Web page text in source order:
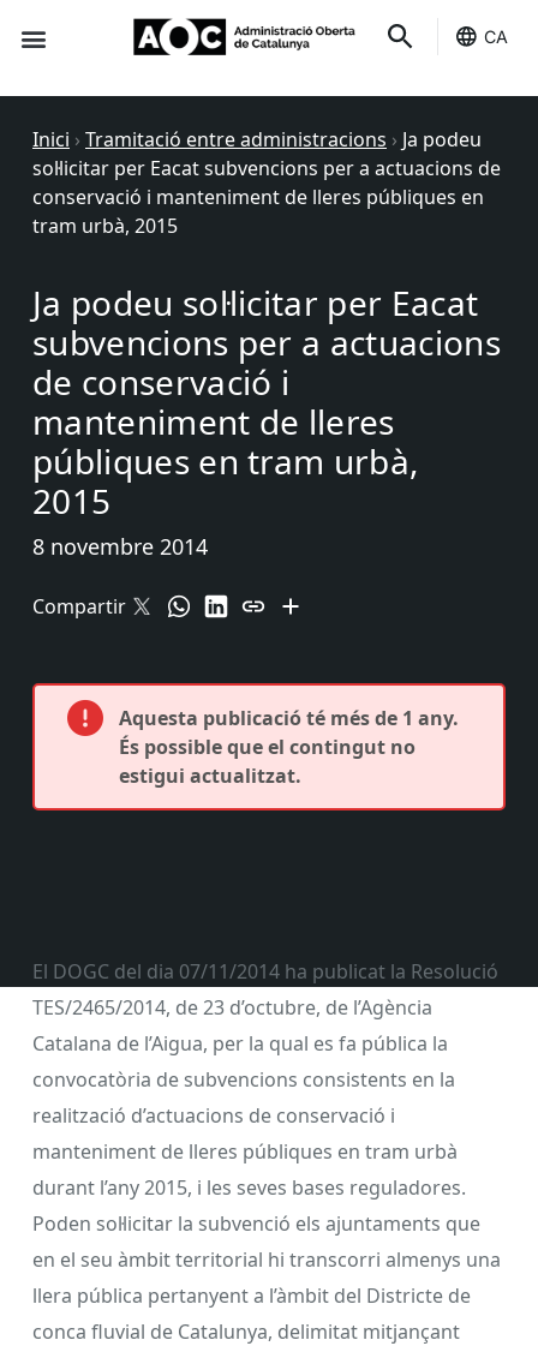
CA
Inici › Tramitació entre administracions › Ja podeu
sol·licitar per Eacat subvencions per a actuacions de
conservació i manteniment de lleres públiques en
tram urbà, 2015
Ja podeu sol·licitar per Eacat
subvencions per a actuacions
de conservació i
manteniment de lleres
públiques en tram urbà,
2015
8 novembre 2014
Compartir
Aquesta publicació té més de 1 any.
És possible que el contingut no
estigui actualitzat.
El DOGC del dia 07/11/2014 ha publicat la Resolució
TES/2465/2014, de 23 d’octubre, de l’Agència
Catalana de l’Aigua, per la qual es fa pública la
convocatòria de subvencions consistents en la
realització d’actuacions de conservació i
manteniment de lleres públiques en tram urbà
durant l’any 2015, i les seves bases reguladores.
Poden sol·licitar la subvenció els ajuntaments que
en el seu àmbit territorial hi transcorri almenys una
llera pública pertanyent a l’àmbit del Districte de
conca fluvial de Catalunya, delimitat mitjançant